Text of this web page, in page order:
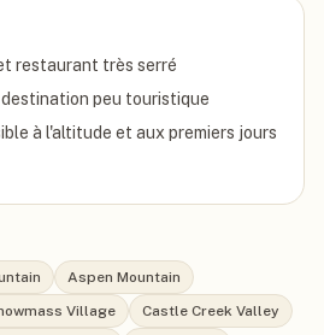
restaurant très serré
peu touristique
à l'altitude et aux premiers jours
Aspen Mountain
Village
Castle Creek Valley